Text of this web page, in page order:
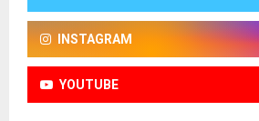
INSTAGRAM
YOUTUBE